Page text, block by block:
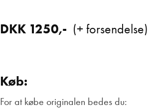
DKK 1250,- (+ forsendelse)
Køb:
For at købe originalen bedes du: